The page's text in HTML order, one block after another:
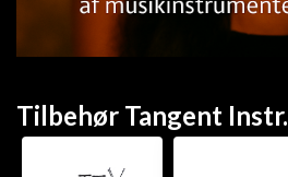
Tilbehør Tangent Instr.